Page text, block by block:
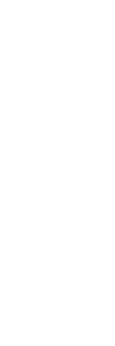
BÚSQUEDAS
Pilothouse PRO
Gafas de sol
Los más vendidos